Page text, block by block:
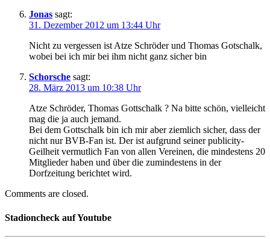
Jonas sagt:
31. Dezember 2012 um 13:44 Uhr
Nicht zu vergessen ist Atze Schröder und Thomas Gotschalk,
wobei bei ich mir bei ihm nicht ganz sicher bin
Schorsche sagt:
28. März 2013 um 10:38 Uhr
Atze Schröder, Thomas Gottschalk ? Na bitte schön, vielleicht
mag die ja auch jemand.
Bei dem Gottschalk bin ich mir aber ziemlich sicher, dass der
nicht nur BVB-Fan ist. Der ist aufgrund seiner publicity-
Geilheit vermutlich Fan von allen Vereinen, die mindestens 20
Mitglieder haben und über die zumindestens in der
Dorfzeitung berichtet wird.
Comments are closed.
Stadioncheck auf Youtube